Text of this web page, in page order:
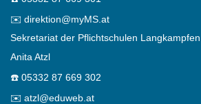
✉️ direktion@myMS.at
Sekretariat der Pflichtschulen Langkampfen
Anita Atzl
☎️ 05332 87 669 302
✉️ atzl@eduweb.at